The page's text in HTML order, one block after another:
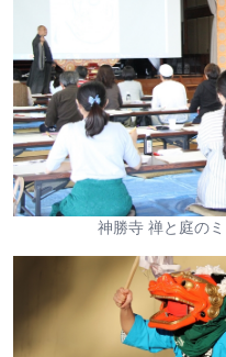
神勝寺 禅と庭の